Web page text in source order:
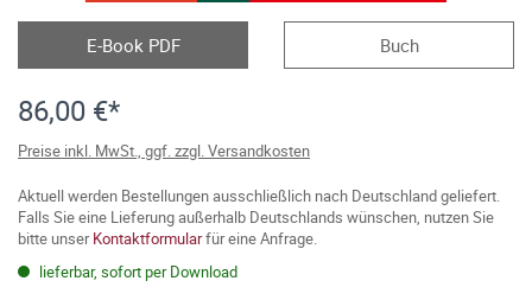
E-Book PDF Buch
86,00 €*
Preise inkl. MwSt., ggf. zzgl. Versandkosten
Aktuell werden Bestellungen ausschließlich nach Deutschland geliefert.
Falls Sie eine Lieferung außerhalb Deutschlands wünschen, nutzen Sie
bitte unserKontaktformularfür eine Anfrage.
lieferbar, sofort per Download